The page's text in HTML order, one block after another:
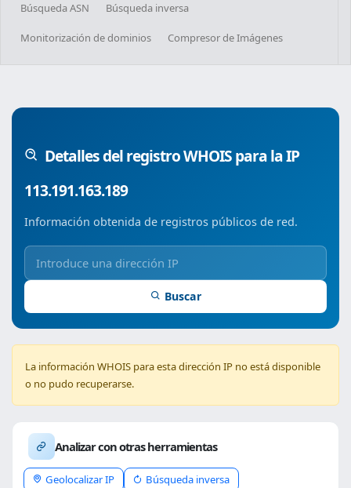
Búsqueda ASN Búsqueda inversa
Monitorización de dominios Compresor de Imágenes
Detalles del registro WHOIS para la IP
113.191.163.189
Información obtenida de registros públicos de red.
Buscar
La información WHOIS para esta dirección IP no está disponible
o no pudo recuperarse.
Analizar con otras herramientas
Geolocalizar IP
Búsqueda inversa